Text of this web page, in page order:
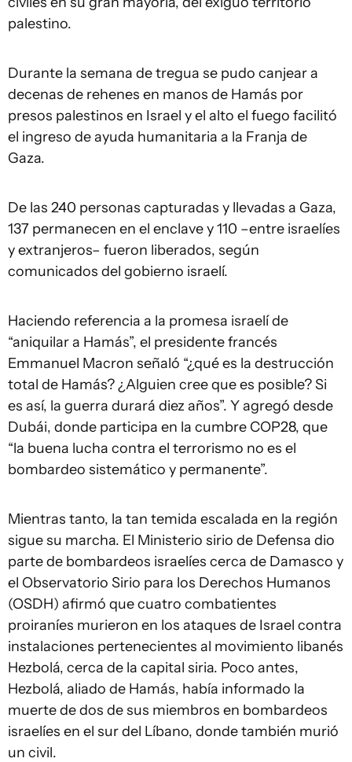
palestino.
Durante la semana de tregua se pudo canjear a
decenas de rehenes en manos de Hamás por
presos palestinos en Israel y el alto el fuego facilitó
el ingreso de ayuda humanitaria a la Franja de
Gaza.
De las 240 personas capturadas y llevadas a Gaza,
137 permanecen en el enclave y 110 –entre israelíes
y extranjeros– fueron liberados, según
comunicados del gobierno israelí.
Haciendo referencia a la promesa israelí de
“aniquilar a Hamás”, el presidente francés
Emmanuel Macron señaló “¿qué es la destrucción
total de Hamás? ¿Alguien cree que es posible? Si
es así, la guerra durará diez años”. Y agregó desde
Dubái, donde participa en la cumbre COP28, que
“la buena lucha contra el terrorismo no es el
bombardeo sistemático y permanente”.
Mientras tanto, la tan temida escalada en la región
sigue su marcha. El Ministerio sirio de Defensa dio
parte de bombardeos israelíes cerca de Damasco y
el Observatorio Sirio para los Derechos Humanos
(OSDH) afirmó que cuatro combatientes
proiraníes murieron en los ataques de Israel contra
instalaciones pertenecientes al movimiento libanés
Hezbolá, cerca de la capital siria. Poco antes,
Hezbolá, aliado de Hamás, había informado la
muerte de dos de sus miembros en bombardeos
israelíes en el sur del Líbano, donde también murió
un civil.